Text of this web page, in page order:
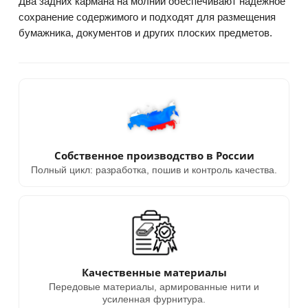
сохранение содержимого и подходят для размещения
бумажника, документов и других плоских предметов.
Собственное производство в России
Полный цикл: разработка, пошив и контроль качества.
Качественные материалы
Передовые материалы, армированные нити и
усиленная фурнитура.